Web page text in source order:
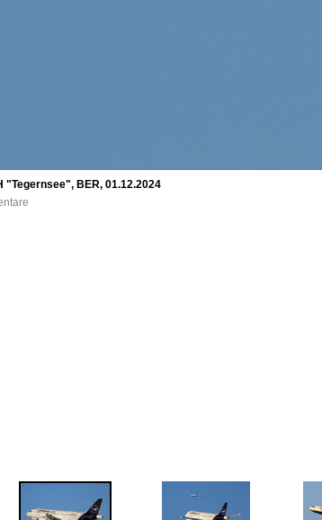
"Tegernsee", BER, 01.12.2024